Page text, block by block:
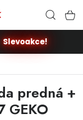
Slevoakce!
predná +
GEKO